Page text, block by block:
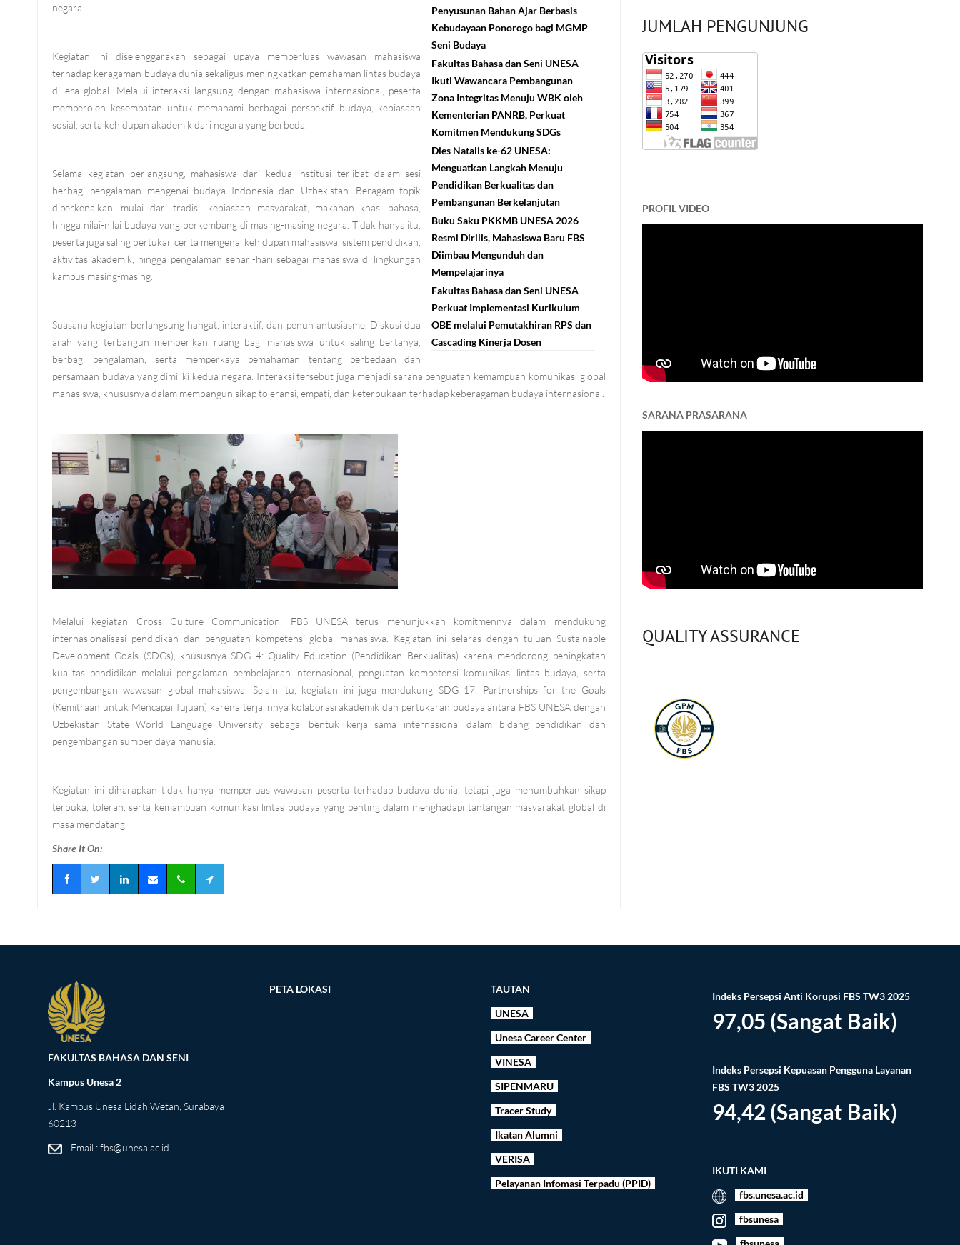
Penyusunan Bahan Ajar Berbasis
Kebudayaan Ponorogo bagi MGMP
Seni Budaya
Fakultas Bahasa dan Seni UNESA
Ikuti Wawancara Pembangunan
Zona Integritas Menuju WBK oleh
Kementerian PANRB, Perkuat
Komitmen Mendukung SDGs
Dies Natalis ke-62 UNESA:
Menguatkan Langkah Menuju
Pendidikan Berkualitas dan
Pembangunan Berkelanjutan
Buku Saku PKKMB UNESA 2026
Resmi Dirilis, Mahasiswa Baru FBS
Diimbau Mengunduh dan
Mempelajarinya
Fakultas Bahasa dan Seni UNESA
Perkuat Implementasi Kurikulum
OBE melalui Pemutakhiran RPS dan
Cascading Kinerja Dosen
negara.
Kegiatan ini diselenggarakan sebagai upaya memperluas wawasan mahasiswa
terhadap keragaman budaya dunia sekaligus meningkatkan pemahaman lintas budaya
di era global. Melalui interaksi langsung dengan mahasiswa internasional, peserta
memperoleh kesempatan untuk memahami berbagai perspektif budaya, kebiasaan
sosial, serta kehidupan akademik dari negara yang berbeda.
Selama kegiatan berlangsung, mahasiswa dari kedua institusi terlibat dalam sesi
berbagi pengalaman mengenai budaya Indonesia dan Uzbekistan. Beragam topik
diperkenalkan, mulai dari tradisi, kebiasaan masyarakat, makanan khas, bahasa,
hingga nilai-nilai budaya yang berkembang di masing-masing negara. Tidak hanya itu,
peserta juga saling bertukar cerita mengenai kehidupan mahasiswa, sistem pendidikan,
aktivitas akademik, hingga pengalaman sehari-hari sebagai mahasiswa di lingkungan
kampus masing-masing.
Suasana kegiatan berlangsung hangat, interaktif, dan penuh antusiasme. Diskusi dua
arah yang terbangun memberikan ruang bagi mahasiswa untuk saling bertanya,
berbagi pengalaman, serta memperkaya pemahaman tentang perbedaan dan
persamaan budaya yang dimiliki kedua negara. Interaksi tersebut juga menjadi sarana penguatan kemampuan komunikasi global
mahasiswa, khususnya dalam membangun sikap toleransi, empati, dan keterbukaan terhadap keberagaman budaya internasional.
Melalui kegiatan Cross Culture Communication, FBS UNESA terus menunjukkan komitmennya dalam mendukung
internasionalisasi pendidikan dan penguatan kompetensi global mahasiswa. Kegiatan ini selaras dengan tujuan Sustainable
Development Goals (SDGs), khususnya SDG 4: Quality Education (Pendidikan Berkualitas) karena mendorong peningkatan
kualitas pendidikan melalui pengalaman pembelajaran internasional, penguatan kompetensi komunikasi lintas budaya, serta
pengembangan wawasan global mahasiswa. Selain itu, kegiatan ini juga mendukung SDG 17: Partnerships for the Goals
(Kemitraan untuk Mencapai Tujuan) karena terjalinnya kolaborasi akademik dan pertukaran budaya antara FBS UNESA dengan
Uzbekistan State World Language University sebagai bentuk kerja sama internasional dalam bidang pendidikan dan
pengembangan sumber daya manusia.
Kegiatan ini diharapkan tidak hanya memperluas wawasan peserta terhadap budaya dunia, tetapi juga menumbuhkan sikap
terbuka, toleran, serta kemampuan komunikasi lintas budaya yang penting dalam menghadapi tantangan masyarakat global di
masa mendatang.
Share It On:
JUMLAH PENGUNJUNG
PROFIL VIDEO
SARANA PRASARANA
QUALITY ASSURANCE
FAKULTAS BAHASA DAN SENI
Kampus Unesa 2
Jl. Kampus Unesa Lidah Wetan, Surabaya
60213
Email : fbs@unesa.ac.id
PETA LOKASI
TAUTAN
UNESA
Unesa Career Center
VINESA
SIPENMARU
Tracer Study
Ikatan Alumni
VERISA
Pelayanan Infomasi Terpadu (PPID)
Indeks Persepsi Anti Korupsi FBS TW3 2025
97,05 (Sangat Baik)
Indeks Persepsi Kepuasan Pengguna Layanan
FBS TW3 2025
94,42 (Sangat Baik)
IKUTI KAMI
fbs.unesa.ac.id
fbsunesa